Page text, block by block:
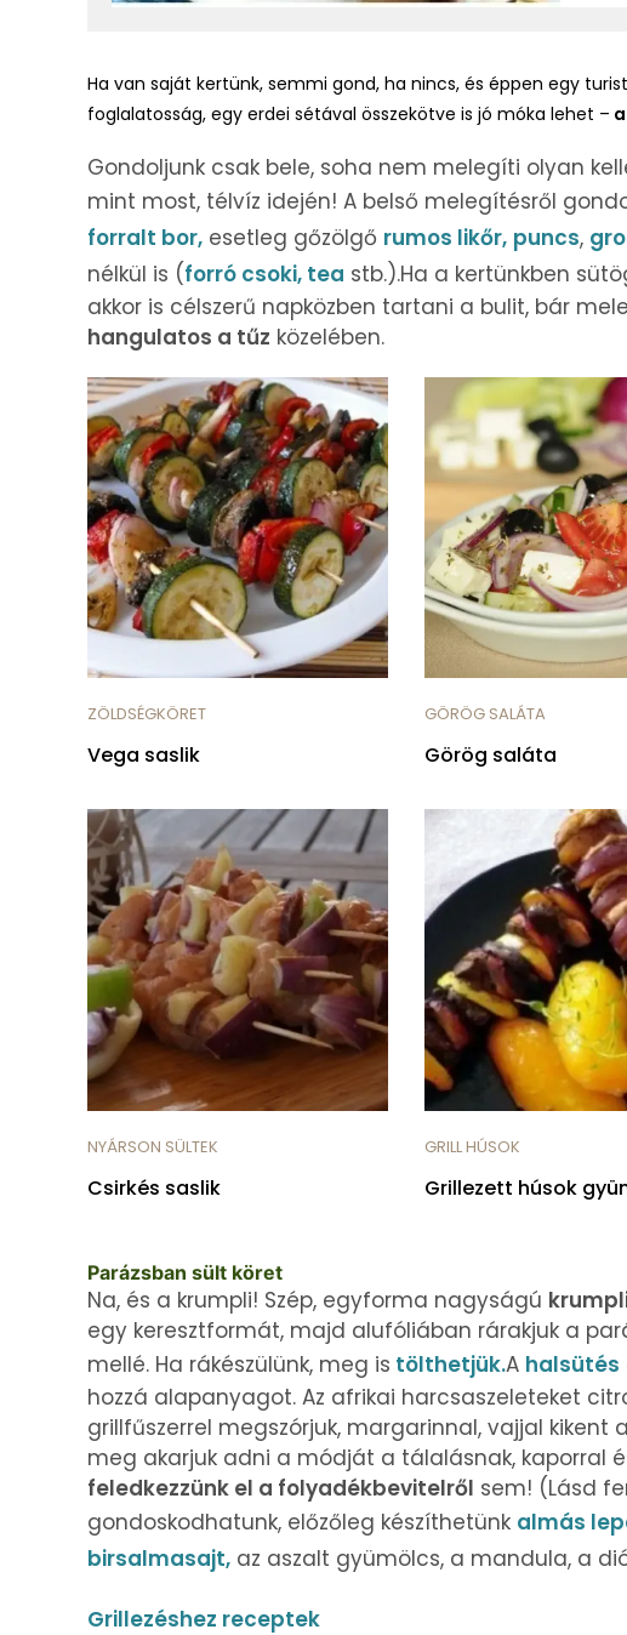
Ha van saját kertünk, semmi gond, ha nincs, és éppen egy
foglalatosság, egy erdei sétával összekötve is jó móka lehet –
Gondoljunk csak bele, soha nem melegíti olyan
mint most, télvíz idején! A belső melegítésről
forralt bor, esetleg gőzölgő rumos likőr, puncs,
nélkül is (forró csoki, tea stb.).Ha a kertünkben
akkor is célszerű napközben tartani a bulit, bár
hangulatos a tűz közelében.
ZÖLDSÉGKÖRET
Vega saslik
GÖRÖG SALÁTA
Görög saláta
NYÁRSON SÜLTEK
Csirkés saslik
GRILL HÚSOK
Grillezett húsok
Parázsban sült köret
Na, és a krumpli! Szép, egyforma nagyságú
egy keresztformát, majd alufóliában rárakjuk a
mellé. Ha rákészülünk, meg is tölthetjük.A halsütés
hozzá alapanyagot. Az afrikai harcsaszeleteket
grillfűszerrel megszórjuk, margarinnal, vajjal
meg akarjuk adni a módját a tálalásnak, kaporral
feledkezzünk el a folyadékbevitelről sem! (Lásd
gondoskodhatunk, előzőleg készíthetünk almás
birsalmasajt, az aszalt gyümölcs, a mandula, a
Grillezéshez receptek